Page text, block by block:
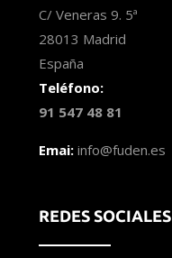
C/ Veneras 9. 5ª
28013 Madrid
España
Teléfono:
91 547 48 81
Emai: info@fuden.es
REDES SOCIALES